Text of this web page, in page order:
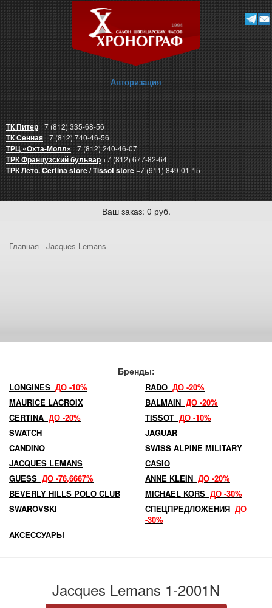
Авторизация
ТК Питер+7 (812) 335-68-56
ТК Сенная+7 (812) 740-46-56
ТРЦ «Охта-Молл»+7 (812) 240-46-07
ТРК Французский бульвар+7 (812) 677-82-64
ТРК Лето. Certina store / Tissot store+7 (911) 849-01-15
Ваш заказ: 0 руб.
Главная - Jacques Lemans
Бренды:
LONGINES ДО -10% RADO ДО -20%
MAURICE LACROIX
BALMAIN ДО -20%
CERTINA ДО -20% TISSOT ДО -10%
SWATCH
JAGUAR
CANDINO
SWISS ALPINE MILITARY
JACQUES LEMANS
CASIO
GUESS ДО -76,6667% ANNE KLEIN ДО -20%
BEVERLY HILLS POLO CLUB
MICHAEL KORS ДО -30%
SWAROVSKI
СПЕЦПРЕДЛОЖЕНИЯ ДО
-30%
АКСЕССУАРЫ
Jacques Lemans 1-2001N